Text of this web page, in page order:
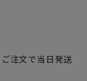
注文で当日発送